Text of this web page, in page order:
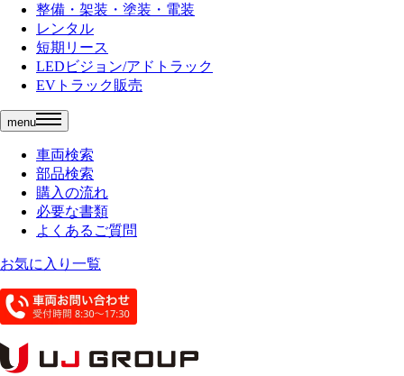
整備・架装・塗装・電装
レンタル
短期リース
LEDビジョン/アドトラック
EVトラック販売
menu
車両検索
部品検索
購入の流れ
必要な書類
よくあるご質問
お気に入り一覧